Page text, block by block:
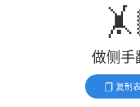
做侧手
复制